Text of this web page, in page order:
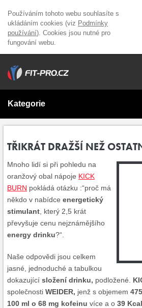
Používáním tohoto webu souhlasíte s
ukládáním cookies (viz Podmínky
používání). Cookies jsou nutné pro
fungování webu.
GDPR
Magazín
Přihlášení
Kategorie
Doplňky stravy
OUTLET OBLEČENÍ
Značky
TŘIKRÁT DRAŽŠÍ NEŽ
Mnoho lidí si při pohledu na
oranžový obal nápoje KICK
BURN pokládá otázku :“proč má
někdo v nabídce energetický
stimulant , který 2,5 krát
převyšuje cenu nejznámějšího
energy drinku?“.
Naše odpovědi jsou celkem
jasné, jednoduché a tabulkou
dokazující složení drinku, podložené.
společnosti WEIDER, jenž s objemem
100 ml o 68 mg kofeinu více a o 39